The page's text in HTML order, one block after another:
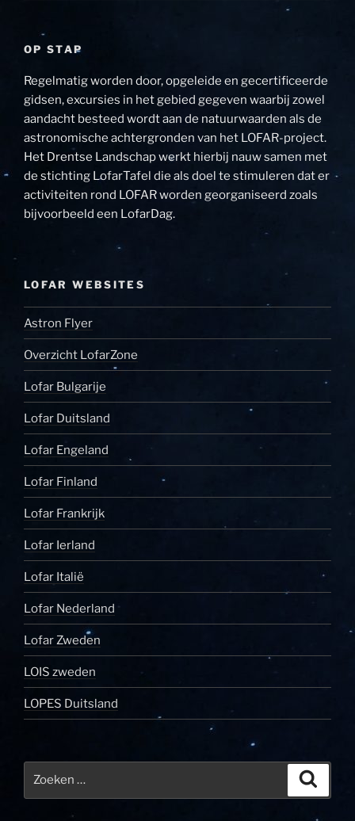
OP STAP
Regelmatig worden door, opgeleide en gecertificeerde
gidsen, excursies in het gebied gegeven waarbij zowel
aandacht besteed wordt aan de natuurwaarden als de
astronomische achtergronden van het LOFAR-project.
Het Drentse Landschap werkt hierbij nauw samen met
de stichting LofarTafel die als doel te stimuleren dat er
activiteiten rond LOFAR worden georganiseerd zoals
bijvoorbeeld een LofarDag.
LOFAR WEBSITES
Astron Flyer
Overzicht LofarZone
Lofar Bulgarije
Lofar Duitsland
Lofar Engeland
Lofar Finland
Lofar Frankrijk
Lofar Ierland
Lofar Italië
Lofar Nederland
Lofar Zweden
LOIS zweden
LOPES Duitsland